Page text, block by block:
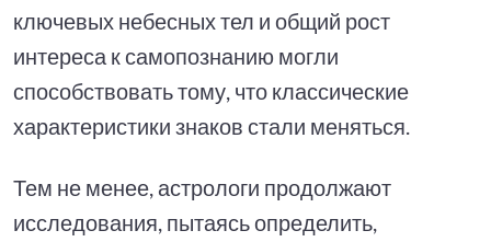
ключевых небесных тел и общий рост
интереса к самопознанию могли
способствовать тому, что классические
характеристики знаков стали меняться.
Тем не менее, астрологи продолжают
исследования, пытаясь определить,